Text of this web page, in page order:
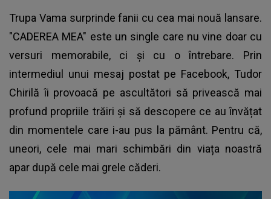
Trupa Vama surprinde fanii cu cea mai nouă lansare.
"CADEREA MEA" este un single care nu vine doar cu
versuri memorabile, ci și cu o întrebare. Prin
intermediul unui mesaj postat pe Facebook, Tudor
Chirilă îi provoacă pe ascultători să privească mai
profund propriile trăiri și să descopere ce au învățat
din momentele care i-au pus la pământ. Pentru că,
uneori, cele mai mari schimbări din viața noastră
apar după cele mai grele căderi.